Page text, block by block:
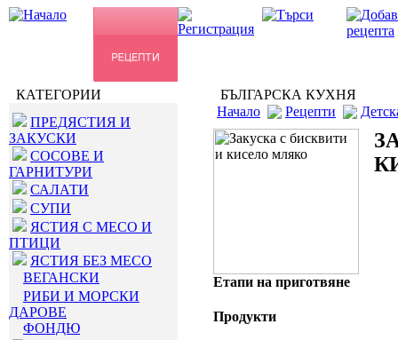
КАТЕГОРИИ
ПРЕДЯСТИЯ И
ЗАКУСКИ
СОСОВЕ И
ГАРНИТУРИ
САЛАТИ
СУПИ
ЯСТИЯ С МЕСО И
ПТИЦИ
ЯСТИЯ БЕЗ МЕСО
ВЕГАНСКИ
РИБИ И МОРСКИ
ДАРОВЕ
ФОНДЮ
БЪЛГАРСКА КУХНЯ
Начало
Рецепти
Етапи на приготвяне
Продукти